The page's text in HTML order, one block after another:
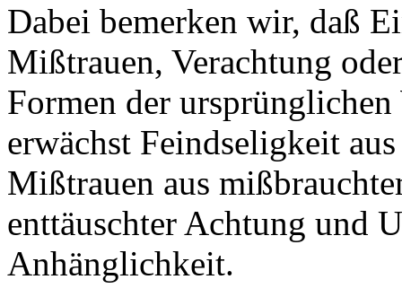
Dabei bemerken wir, daß
Mißtrauen, Verachtung
Formen der
erwächst Feindseligkeit
Mißtrauen aus
enttäuschter Achtung und
Anhänglichkeit.